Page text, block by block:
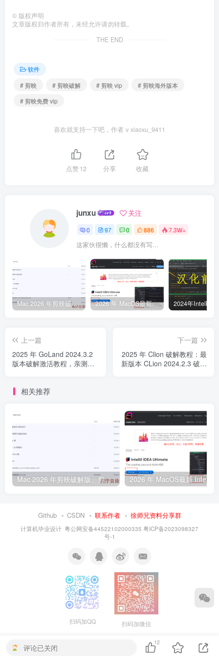
© 版权声明
文章版权归作者所有，未经允许请勿转载。
THE END
软件
# 剪映
# 剪映破解 # 剪映 vip
# 剪映海外版本
# 剪映免费 vip
喜欢就支持一下吧，作者 v xiaoxu_9411
点赞12 分享 收藏
junxu 关注
0 97 0 886 7.3W+
这家伙很懒，什么都没有写...
Mac 2026 年剪映破解版、剪映永久VIP版本免费下载，亲测有效 2026 年 MacOS最新 IntelliJ IDEA 破解激活教程：永久激活到 2099 年
上一篇
2025 年 GoLand 2024.3.2
版本破解激活教程，亲测有
下一篇
2025 年 Clion 破解教程：最
新版本 CLion 2024.2.3 破解
相关推荐
Mac 2026 年剪映破解版、剪映永久VIP版本免费下载，亲测有效
Github CSDN 联系作者 徐师兄资料分享群
计算机毕业设计 粤公网安备44522102000335 粤ICP备2023098327
号-1
扫码加QQ 扫码加微信
评论已关闭
12